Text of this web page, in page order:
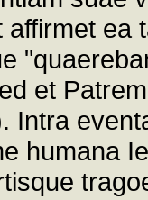
et
Intra
humana